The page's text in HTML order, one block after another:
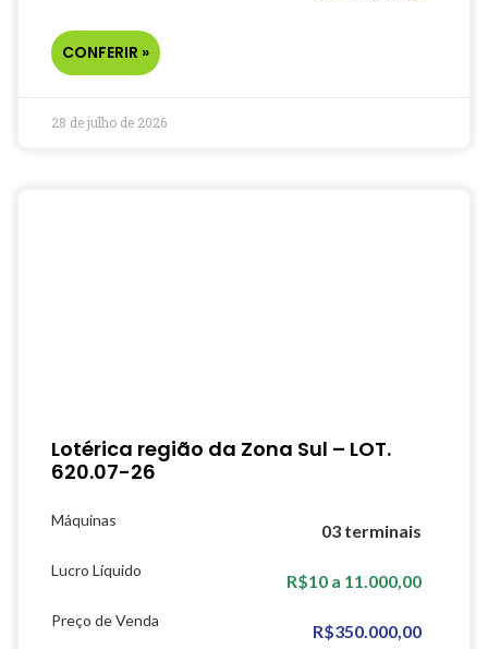
CONFERIR »
28 de julho de 2026
Lotérica região da Zona Sul – LOT.
620.07-26
Máquinas
03 terminais
Lucro Líquido
R$10 a 11.000,00
Preço de Venda
R$350.000,00